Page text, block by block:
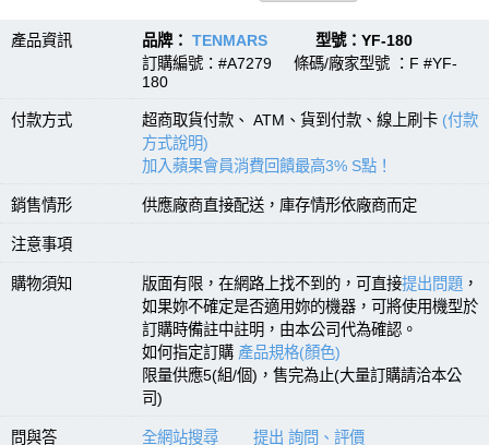
產品資訊 品牌： TENMARS 型號：YF-180
訂購編號：#A7279 條碼/廠家型號 ：F #YF-
180
付款方式 超商取貨付款、 ATM、貨到付款、線上刷卡 (付款
方式說明)
加入蘋果會員消費回饋最高3% S點！
銷售情形 供應廠商直接配送，庫存情形依廠商而定
注意事項
購物須知 版面有限，在網路上找不到的，可直接提出問題 ，
如果妳不確定是否適用妳的機器，可將使用機型於
訂購時備註中註明，由本公司代為確認。
如何指定訂購 產品規格(顏色)
限量供應5(組/個)，售完為止(大量訂購請洽本公
司)
問與答 全網站搜尋 提出 詢問、評價